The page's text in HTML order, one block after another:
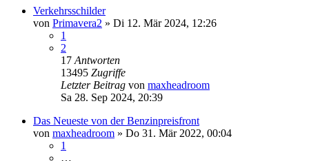
Verkehrsschilder
von Primavera2 » Di 12. Mär 2024, 12:26
1
2
17 Antworten
13495 Zugriffe
Letzter Beitrag von maxheadroom
Sa 28. Sep 2024, 20:39
Das Neueste von der Benzinpreisfront
von maxheadroom » Do 31. Mär 2022, 00:04
1
…